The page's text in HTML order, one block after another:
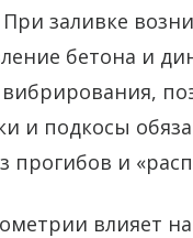
заливке
бетона и
вибрирования,
и подкосы
прогибов и
влияет